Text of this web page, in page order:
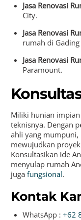
Jasa Renovasi
City.
Jasa Renovasi
rumah di Gading
Jasa Renovasi
Paramount.
Miliki hunian
teknisnya. Dengan
ahli yang mumpuni,
mewujudkan
Konsultasikan ide
menyulap rumah
jugafungsional.
Kontak
WhatsApp :+62